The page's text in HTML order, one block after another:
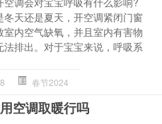
冬天还是夏天，开空调紧闭门窗
室内空气缺氧，并且室内有害物
法排出。对于宝宝来说，呼吸系
春节2024
空调取暖行吗